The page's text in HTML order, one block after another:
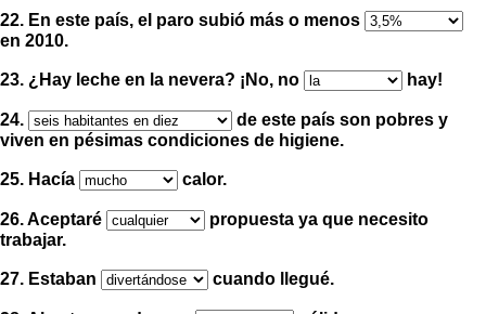
22. En este país, el paro subió más o menos
en 2010.
23. ¿Hay leche en la nevera? ¡ No, no hay!
24.
de este país son pobres y
viven en pésimas condiciones de higiene.
25. Hacía calor.
26. Aceptaré
propuesta ya que necesito
trabajar.
27. Estaban cuando llegué.